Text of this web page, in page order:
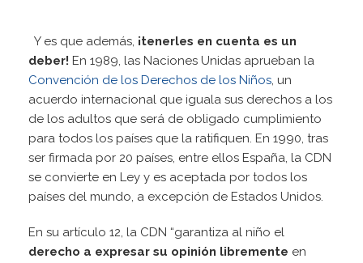
Y es que además, ¡tenerles en cuenta es un
deber! En 1989, las Naciones Unidas aprueban la
Convención de los Derechos de los Niños, un
acuerdo internacional que iguala sus derechos a los
de los adultos que será de obligado cumplimiento
para todos los países que la ratifiquen. En 1990, tras
ser firmada por 20 países, entre ellos España, la CDN
se convierte en Ley y es aceptada por todos los
países del mundo, a excepción de Estados Unidos.
En su artículo 12, la CDN “garantiza al niño el
derecho a expresar su opinión libremente en